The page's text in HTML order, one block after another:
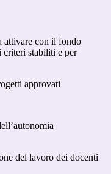
attivare con il fondo
criteri stabiliti e per
approvati
del lavoro dei docenti